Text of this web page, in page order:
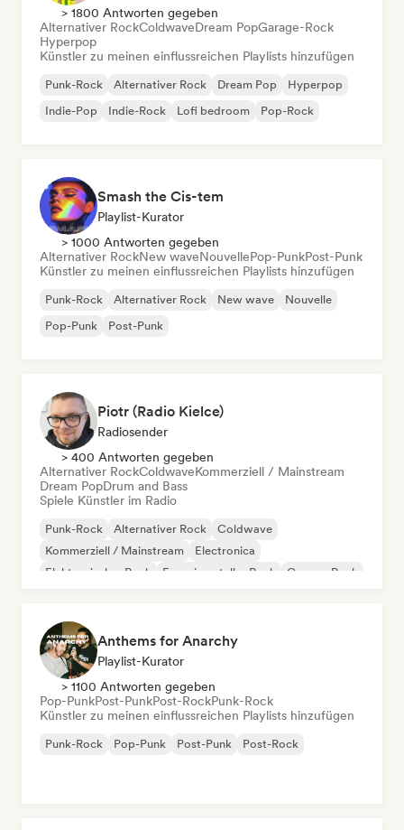
> 1800 Antworten gegeben
Alternativer RockColdwaveDream PopGarage-Rock
Hyperpop
Künstler zu meinen einflussreichen Playlists hinzufügen
Punk-Rock Alternativer Rock Dream Pop
Hyperpop
Indie-Pop
Indie-Rock Lofi bedroom Pop-Rock
Smash the Cis-tem
Playlist-Kurator
> 1000 Antworten gegeben
Alternativer RockNew waveNouvellePop-PunkPost-Punk
Künstler zu meinen einflussreichen Playlists hinzufügen
Punk-Rock Alternativer Rock New wave
Nouvelle
Pop-Punk
Post-Punk
Piotr (Radio Kielce)
Radiosender
> 400 Antworten gegeben
Alternativer RockColdwaveKommerziell / Mainstream
Dream PopDrum and Bass
Spiele Künstler im Radio
Punk-Rock Alternativer Rock
Coldwave
Kommerziell / Mainstream
Electronica
Elektronischer Rock
Experimenteller Rock Garage-Rock
Anthems for Anarchy
Playlist-Kurator
> 1100 Antworten gegeben
Pop-PunkPost-PunkPost-RockPunk-Rock
Künstler zu meinen einflussreichen Playlists hinzufügen
Punk-Rock Pop-Punk Post-Punk Post-Rock